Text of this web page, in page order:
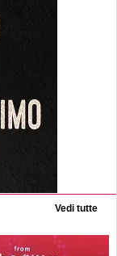
Vedi tutte